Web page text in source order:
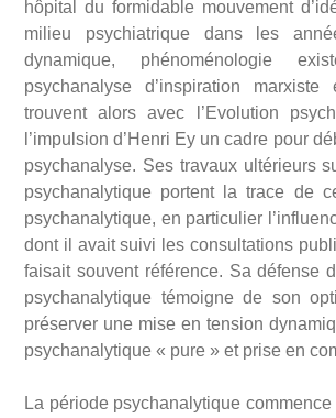
hôpital du formidable mouvement
milieu psychiatrique dans les
dynamique, phénoménologie
psychanalyse d’inspiration marxiste
trouvent alors avec l’Evolution
l’impulsion d’Henri Ey un cadre pour
psychanalyse. Ses travaux ultérieurs
psychanalytique portent la trace de
psychanalytique, en particulier
dont il avait suivi les consultations
faisait souvent référence. Sa défense
psychanalytique témoigne de son
préserver une mise en tension
psychanalytique « pure » et prise en
La période psychanalytique